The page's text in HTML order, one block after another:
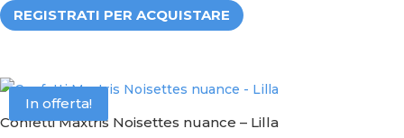
o
f
REGISTRATI PER ACQUISTARE
In offerta!
Confetti Maxtris Noisettes nuance – Lilla